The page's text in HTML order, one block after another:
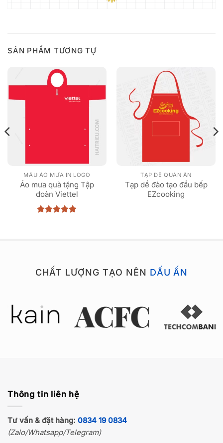
SẢN PHẨM TƯƠNG TỰ
MẪU ÁO MƯA IN LOGO
Áo mưa quà tặng Tập
đoàn Viettel
TẠP DỀ QUÁN ĂN
Tạp dề đào tạo đầu bếp
EZcooking
CHẤT LƯỢNG TẠO NÊN DẤU ẤN
Thông tin liên hệ
Tư vấn & đặt hàng: 0834 19 0834
(Zalo/Whatsapp/Telegram)